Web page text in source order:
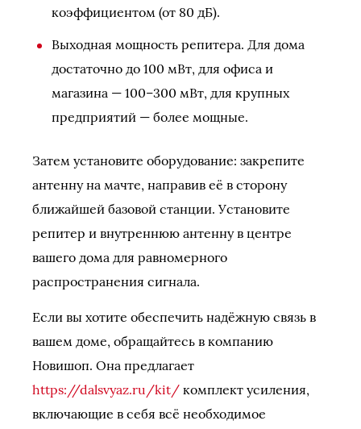
коэффициентом (от 80 дБ).
Выходная мощность репитера. Для дома
достаточно до 100 мВт, для офиса и
магазина — 100–300 мВт, для крупных
предприятий — более мощные.
Затем установите оборудование: закрепите
антенну на мачте, направив её в сторону
ближайшей базовой станции. Установите
репитер и внутреннюю антенну в центре
вашего дома для равномерного
распространения сигнала.
Если вы хотите обеспечить надёжную связь в
вашем доме, обращайтесь в компанию
Новишоп. Она предлагает
https://dalsvyaz.ru/kit/ комплект усиления,
включающие в себя всё необходимое